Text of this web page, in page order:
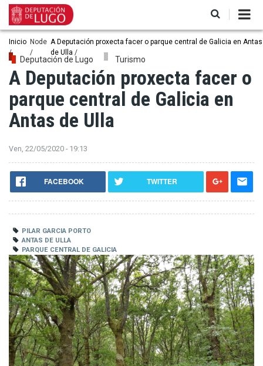
contido
principal
Miga
de
pan
Inicio Node A Deputación proxecta facer o parque central de Galicia en Antas
de Ulla
Deputación de Lugo Turismo
A Deputación proxecta facer o
parque central de Galicia en
Antas de Ulla
Ven, 22/05/2020 - 19:13
FACEBOOK TWITTER
PILAR GARCIA PORTO
ANTAS DE ULLA
PARQUE CENTRAL DE GALICIA